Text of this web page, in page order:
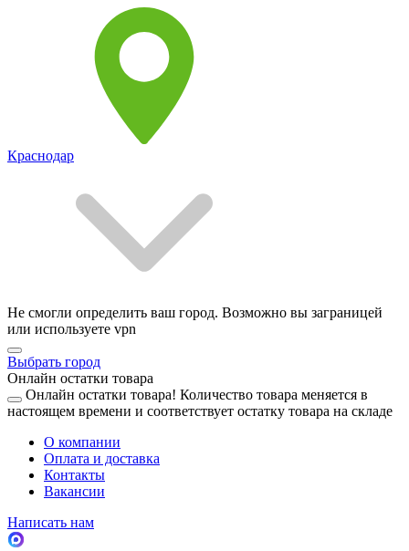
Краснодар
Не смогли определить ваш город. Возможно вы заграницей
или используете vpn
Выбрать город
Онлайн остатки товара
Онлайн остатки товара! Количество товара меняется в
настоящем времени и соответствует остатку товара на складе
О компании
Оплата и доставка
Контакты
Вакансии
Написать нам